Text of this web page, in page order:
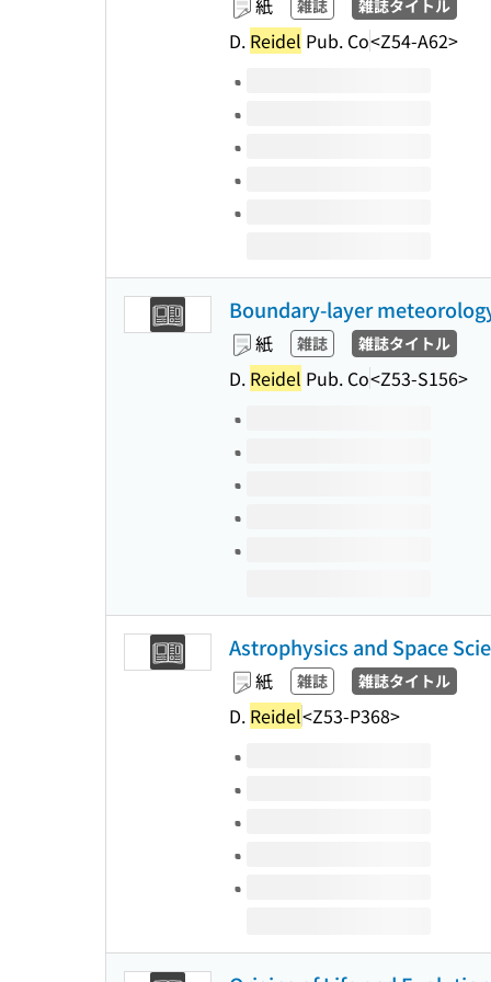
紙 雑誌 雑誌タイトル
D. Reidel Pub. Co<Z54-A62>
このタイトルの巻号
Boundary-layer
紙 雑誌 雑誌タイトル
D. Reidel Pub. Co<Z53-S156>
このタイトルの巻号
Astrophysics and Space
紙 雑誌 雑誌タイトル
D. Reidel<Z53-P368>
このタイトルの巻号